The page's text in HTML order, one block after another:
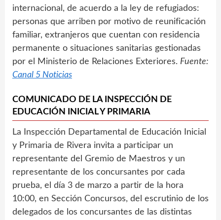
internacional, de acuerdo a la ley de refugiados:
personas que arriben por motivo de reunificación
familiar, extranjeros que cuentan con residencia
permanente o situaciones sanitarias gestionadas
por el Ministerio de Relaciones Exteriores. Fuente:
Canal 5 Noticias
COMUNICADO DE LA INSPECCIÓN DE
EDUCACIÓN INICIAL Y PRIMARIA
La Inspección Departamental de Educación Inicial
y Primaria de Rivera invita a participar un
representante del Gremio de Maestros y un
representante de los concursantes por cada
prueba, el día 3 de marzo a partir de la hora
10:00, en Sección Concursos, del escrutinio de los
delegados de los concursantes de las distintas